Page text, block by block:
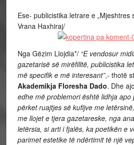
Ese- publicistika letrare e „Mjeshtres
Vrana Haxhiraj/
Nga Gëzim Llojdia*/ “E vendosur
gazetarisë së mirëfilltë, publicistika
më specifik e më interesant”,- thotë
Akademikja Floresha Dado. Dhe
edhe më problemori është lidhja apo
përket ruajtjes së kufijve me
me llojet e tjera gazetareske, nga
letërsia, si arti i fjalës, ka poetikën e
parimet estetike të ndërtimit të një